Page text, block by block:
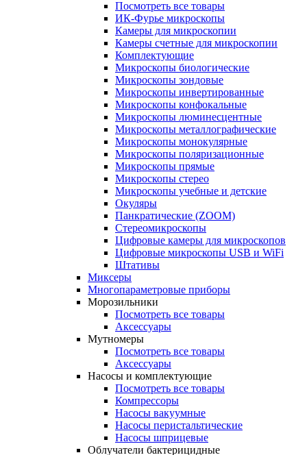
Посмотреть все товары
ИК-Фурье микроскопы
Камеры для микроскопии
Камеры счетные для микроскопии
Комплектующие
Микроскопы биологические
Микроскопы зондовые
Микроскопы инвертированные
Микроскопы конфокальные
Микроскопы люминесцентные
Микроскопы металлографические
Микроскопы монокулярные
Микроскопы поляризационные
Микроскопы прямые
Микроскопы стерео
Микроскопы учебные и детские
Окуляры
Панкратические (ZOOM)
Стереомикроскопы
Цифровые камеры для микроскопов
Цифровые микроскопы USB и WiFi
Штативы
Миксеры
Многопараметровые приборы
Морозильники
Посмотреть все товары
Аксессуары
Мутномеры
Посмотреть все товары
Аксессуары
Насосы и комплектующие
Посмотреть все товары
Компрессоры
Насосы вакуумные
Насосы перистальтические
Насосы шприцевые
Облучатели бактерицидные